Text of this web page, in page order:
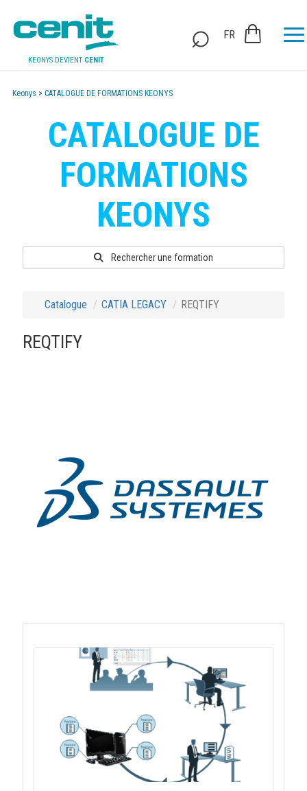
KEONYS DEVIENT CENIT
FR
Keonys > CATALOGUE DE FORMATIONS KEONYS
CATALOGUE DE
FORMATIONS
KEONYS
Rechercher une formation
Catalogue CATIA LEGACY REQTIFY
REQTIFY